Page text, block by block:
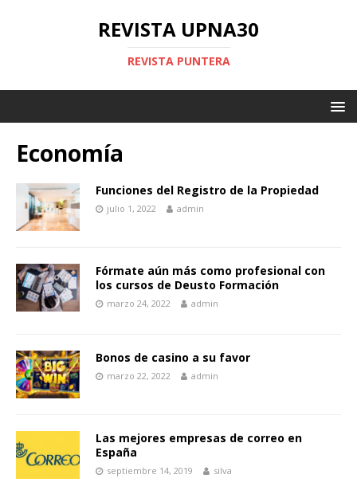
REVISTA UPNA30
REVISTA PUNTERA
Economía
Funciones del Registro de la Propiedad
julio 1, 2022 admin
Fórmate aún más como profesional con
los cursos de Deusto Formación
marzo 24, 2022 admin
Bonos de casino a su favor
marzo 22, 2022 admin
Las mejores empresas de correo en
España
septiembre 14, 2019 silva